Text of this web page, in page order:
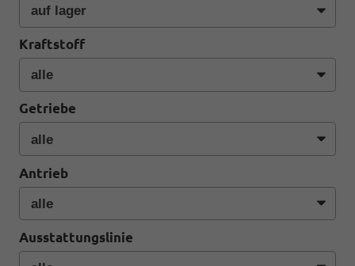
Kraftstoff
Getriebe
Antrieb
Ausstattungslinie